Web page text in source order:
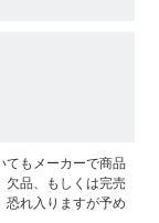
てもメーカーで商品
欠品、もしくは完売
恐れ入りますが予め